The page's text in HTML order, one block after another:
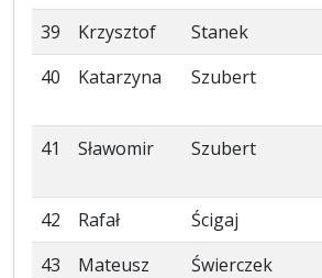
39
Krzysztof Stanek
40
Katarzyna Szubert
41
Sławomir Szubert
42
Rafał Ścigaj
43
Mateusz Świerczek